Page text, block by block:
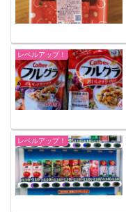
レベルアップ！
レベルアップ！